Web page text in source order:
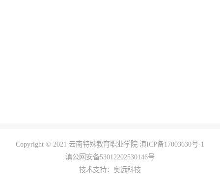
Copyright © 2021 云南特殊教育职业学院 滇ICP备17003630号-1
滇公网安备53012202530146号
技术支持： 奥远科技